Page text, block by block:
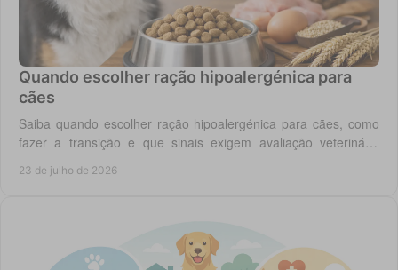
Quando escolher ração hipoalergénica para
cães
Saiba quando escolher ração hipoalergénica para cães, como
fazer a transição e que sinais exigem avaliação veterinária
23 de julho de 2026